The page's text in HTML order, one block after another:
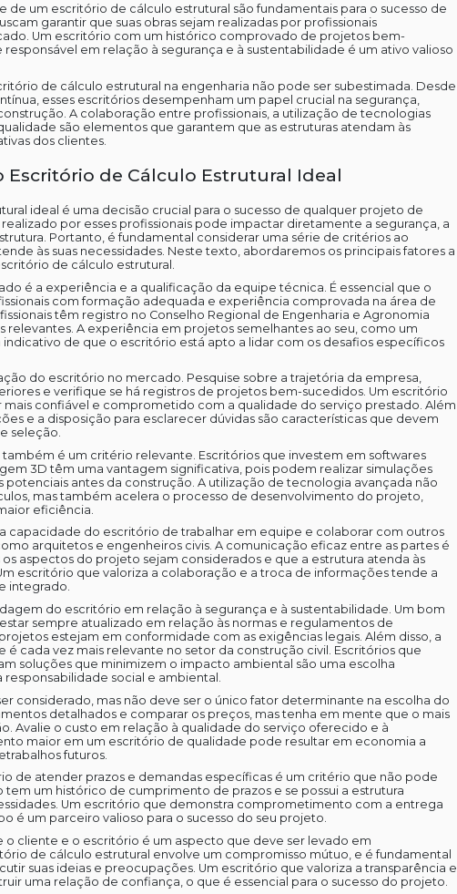
de um escritório de cálculo estrutural são fundamentais para o sucesso de
garantir que suas obras sejam realizadas por profissionais
Um escritório com um histórico comprovado de projetos bem-
em relação à segurança e à sustentabilidade é um ativo valioso
de cálculo estrutural na engenharia não pode ser subestimada. Desde
esses escritórios desempenham um papel crucial na segurança,
A colaboração entre profissionais, a utilização de tecnologias
são elementos que garantem que as estruturas atendam às
dos clientes.
Escritório de Cálculo Estrutural Ideal
ideal é uma decisão crucial para o sucesso de qualquer projeto de
por esses profissionais pode impactar diretamente a segurança, a
Portanto, é fundamental considerar uma série de critérios ao
às suas necessidades. Neste texto, abordaremos os principais fatores a
de cálculo estrutural.
é a experiência e a qualificação da equipe técnica. É essencial que o
com formação adequada e experiência comprovada na área de
têm registro no Conselho Regional de Engenharia e Agronomia
relevantes. A experiência em projetos semelhantes ao seu, como um
indicativo de que o escritório está apto a lidar com os desafios específicos
do escritório no mercado. Pesquise sobre a trajetória da empresa,
e verifique se há registros de projetos bem-sucedidos. Um escritório
confiável e comprometido com a qualidade do serviço prestado. Além
e a disposição para esclarecer dúvidas são características que devem
seleção.
é um critério relevante. Escritórios que investem em softwares
3D têm uma vantagem significativa, pois podem realizar simulações
antes da construção. A utilização de tecnologia avançada não
mas também acelera o processo de desenvolvimento do projeto,
eficiência.
capacidade do escritório de trabalhar em equipe e colaborar com outros
arquitetos e engenheiros civis. A comunicação eficaz entre as partes é
aspectos do projeto sejam considerados e que a estrutura atenda às
escritório que valoriza a colaboração e a troca de informações tende a
integrado.
do escritório em relação à segurança e à sustentabilidade. Um bom
sempre atualizado em relação às normas e regulamentos de
estejam em conformidade com as exigências legais. Além disso, a
cada vez mais relevante no setor da construção civil. Escritórios que
soluções que minimizem o impacto ambiental são uma escolha
social e ambiental.
considerado, mas não deve ser o único fator determinante na escolha do
detalhados e comparar os preços, mas tenha em mente que o mais
Avalie o custo em relação à qualidade do serviço oferecido e à
maior em um escritório de qualidade pode resultar em economia a
futuros.
de atender prazos e demandas específicas é um critério que não pode
tem um histórico de cumprimento de prazos e se possui a estrutura
Um escritório que demonstra comprometimento com a entrega
é um parceiro valioso para o sucesso do seu projeto.
o cliente e o escritório é um aspecto que deve ser levado em
de cálculo estrutural envolve um compromisso mútuo, e é fundamental
suas ideias e preocupações. Um escritório que valoriza a transparência e
uma relação de confiança, o que é essencial para o sucesso do projeto.